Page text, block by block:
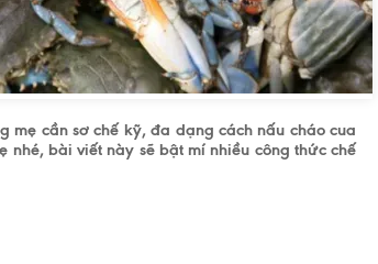
cần sơ chế kỹ, đa dạng cách nấu cháo cua
bài viết này sẽ bật mí nhiều công thức chế